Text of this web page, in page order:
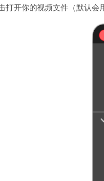
打开你的视频文件（默认会